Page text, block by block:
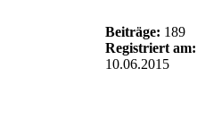
Beiträge: 189
Registriert am:
10.06.2015